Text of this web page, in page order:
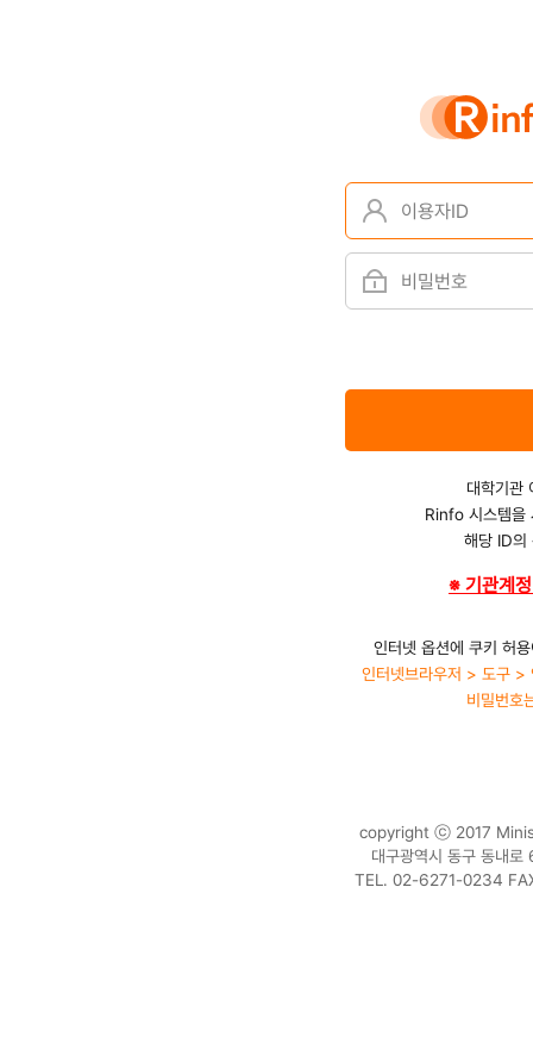
이용자ID
비밀번호
대학기관
Rinfo 시스템을
해당 ID의
※ 기관계
인터넷 옵션에 쿠키 허
인터넷브라우저 > 도구
비밀번호
copyright ⓒ 2017
대구광역시 동구 동내
TEL. 02-6271-0234